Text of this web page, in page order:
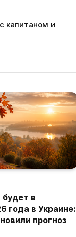
капитаном и
будет в
года в Украине:
прогноз